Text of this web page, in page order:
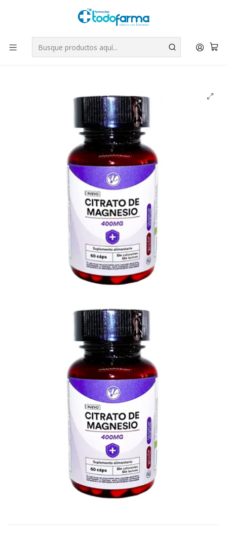
Tus compras tienen envío GRATIS por Rappi - Atención exclusiva
para Chile | WhatsApp +56
Leer más
Inicio Suplementos
Citrato de magnesio 400 mg 60 Cápsulas. Natural Farm